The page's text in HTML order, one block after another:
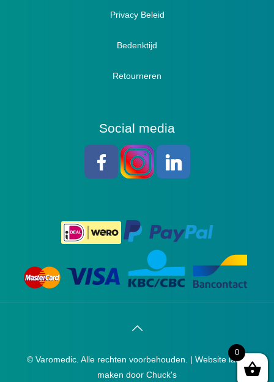
Sandalen
Privacy Beleid
Bedenktijd
Retourneren
Social media
© Varomedic. Alle rechten voorbehouden. | Website laten
maken door Chuck's
0